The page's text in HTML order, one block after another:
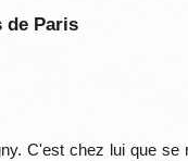
de Paris
C'est chez lui que se